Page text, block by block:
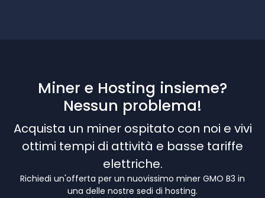
Miner e Hosting insieme?
Nessun problema!
Acquista un miner ospitato con noi e vivi
ottimi tempi di attività e basse tariffe
elettriche.
Richiedi un'offerta per un nuovissimo miner GMO B3 in
una delle nostre sedi di hosting.